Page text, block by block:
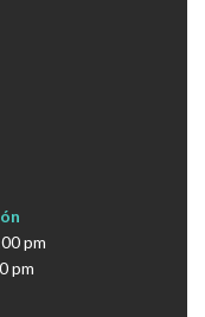
pm
pm